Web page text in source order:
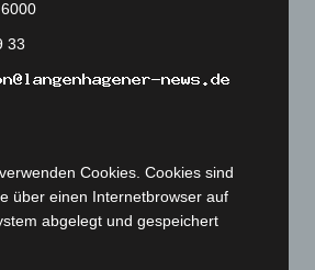
vereinbar. Demnach ist eine
die „die Verpflichtung zur
vorsieht. Das ist (entsprechend der
„oder“, das die Alternative mit
mehrere der Alternativen
(sog. „inklusives ‚oder'“). Das
an § 28a Abs. 1 Nr. 2a IfSG, in
33
Cookies. Cookies sind
über einen Internetbrowser auf
abgelegt und gespeichert